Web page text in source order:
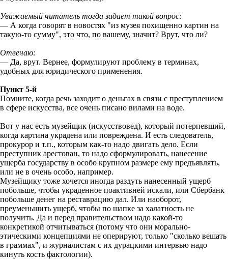
Уважаемый читатель тогда задает такой вопрос:
— А когда говорят в новостях "из музея похищенно картин на
такую-то сумму", это что, по вашему, значит? Врут, что ли?
Отвечаю:
— Да, врут. Вернее, формулируют проблему в терминах,
удобных для юридического применения.
Пункт 5-й
Помните, когда речь заходит о деньгах в связи с преступлением
в сфере искусства, все очень писано вилами на воде.
Вот у нас есть музейщик (искусствовед), который потерпевший,
когда картина украдена или повреждена. И есть следователь,
прокурор и т.п., которым как-то надо двигать дело. Если
преступник арестован, то надо сформулировать, нанесение
ущерба государству в особо крупном размере ему предъявлять,
или не в очень особо, например.
Музейщику тоже хочется иногда раздуть нанесенный ущерб
побольше, чтобы украденное поактивней искали, или Сбербанк
побольше денег на реставрацию дал. Или наоборот,
преуменьшить ущерб, чтобы по шапке за халатность не
получить. Да и перед правительством надо какой-то
конкретикой отчитываться (потому что они морально-
этическими концепциями не оперируют, только "сколько вешать
в граммах", и журналистам с их дурацкими интервью надо
кинуть кость фактологии).